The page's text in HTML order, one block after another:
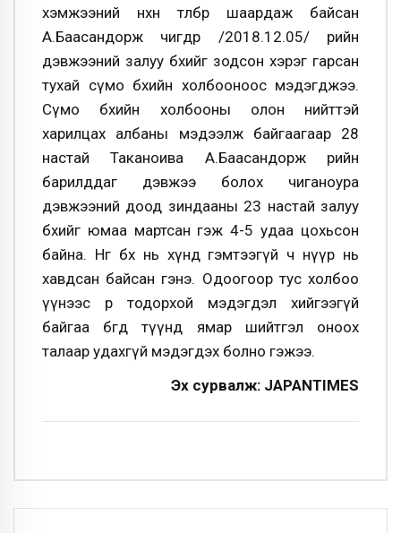
хэмжээний нөхөн төлбөр шаардаж байсан
А.Баасандорж өчигдөр /2018.12.05/ өөрийн
дэвжээний залуу бөхийг зодсон хэрэг гарсан
тухай сүмо бөхийн холбооноос мэдэгджээ.
Сүмо бөхийн холбооны олон нийттэй
харилцах албаны мэдээлж байгаагаар 28
настай Таканоива А.Баасандорж өөрийн
барилддаг дэвжээ болох чиганоура
дэвжээний доод зиндааны 23 настай залуу
бөхийг юмаа мартсан гэж 4-5 удаа цохьсон
байна. Нөгөө бөх нь хүнд гэмтээгүй ч нүүр нь
хавдсан байсан гэнэ. Одоогоор тус холбоо
үүнээс өөр тодорхой мэдэгдэл хийгээгүй
байгаа бөгөөд түүнд ямар шийтгэл оноох
талаар удахгүй мэдэгдэх болно гэжээ.
Эх сурвалж: JAPANTIMES